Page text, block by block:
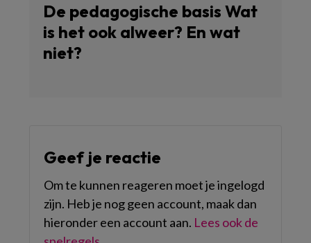
De pedagogische basis Wat
is het ook alweer? En wat
niet?
Geef je reactie
Om te kunnen reageren moet je ingelogd
zijn. Heb je nog geen account, maak dan
hieronder een account aan. Lees ook de